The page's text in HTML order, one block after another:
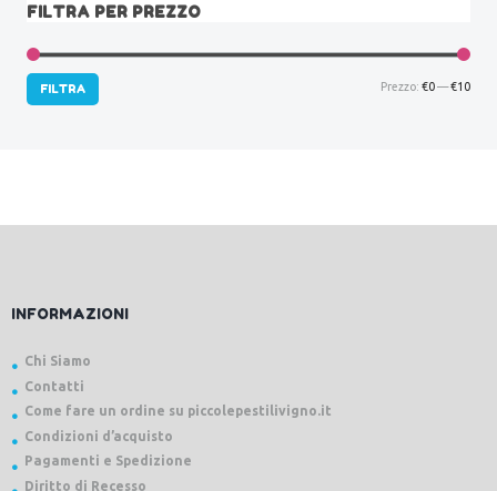
FILTRA PER PREZZO
FILTRA Prezzo: €0—€10
INFORMAZIONI
Chi Siamo
Contatti
Come fare un ordine su piccolepestilivigno.it
Condizioni d’acquisto
Pagamenti e Spedizione
Diritto di Recesso